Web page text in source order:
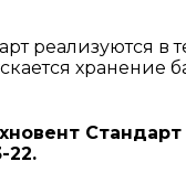
реализуются
22.